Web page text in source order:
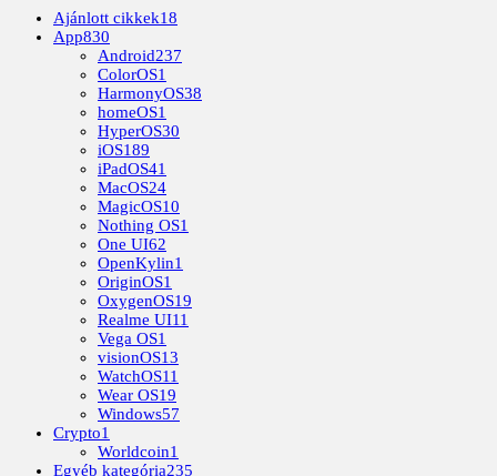
Ajánlott cikkek18
App830
Android237
ColorOS1
HarmonyOS38
homeOS1
HyperOS30
iOS189
iPadOS41
MacOS24
MagicOS10
Nothing OS1
One UI62
OpenKylin1
OriginOS1
OxygenOS19
Realme UI11
Vega OS1
visionOS13
WatchOS11
Wear OS19
Windows57
Crypto1
Worldcoin1
Egyéb kategória235